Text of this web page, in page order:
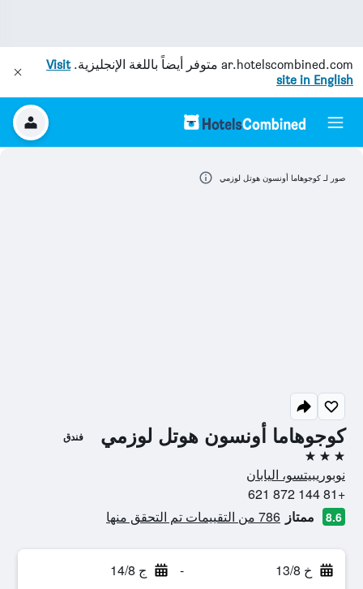
ar.hotelscombined.com متوفر أيضاً باللغة الإنجليزية.Visit
site in English
كوجوهاما أونسون هوتل لوزمي فندق
3 نجوم
نوبوريبيتسو، اليابان
+81 144 872 621
8.6 ممتاز 786 من التقييمات تم التحقق منها
خ 13/8 - ج 14/8
صور لـ كوجوهاما أونسون هوتل لوزمي